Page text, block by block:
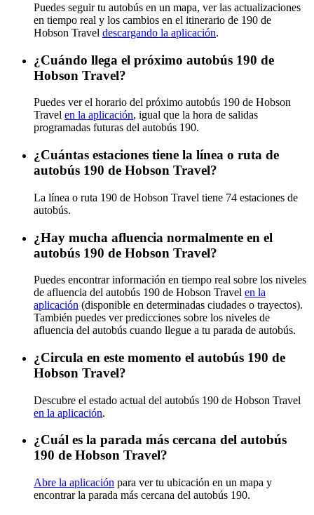
Puedes seguir tu autobús en un mapa, ver las actualizaciones
en tiempo real y los cambios en el itinerario de 190 de
Hobson Travel descargando la aplicación.
¿Cuándo llega el próximo autobús 190 de
Hobson Travel?
Puedes ver el horario del próximo autobús 190 de Hobson
Travel en la aplicación, igual que la hora de salidas
programadas futuras del autobús 190.
¿Cuántas estaciones tiene la línea o ruta de
autobús 190 de Hobson Travel?
La línea o ruta 190 de Hobson Travel tiene 74 estaciones de
autobús.
¿Hay mucha afluencia normalmente en el
autobús 190 de Hobson Travel?
Puedes encontrar información en tiempo real sobre los niveles
de afluencia del autobús 190 de Hobson Travel en la
aplicación (disponible en determinadas ciudades o trayectos).
También puedes ver predicciones sobre los niveles de
afluencia del autobús cuando llegue a tu parada de autobús.
¿Circula en este momento el autobús 190 de
Hobson Travel?
Descubre el estado actual del autobús 190 de Hobson Travel
en la aplicación.
¿Cuál es la parada más cercana del autobús
190 de Hobson Travel?
Abre la aplicación para ver tu ubicación en un mapa y
encontrar la parada más cercana del autobús 190.